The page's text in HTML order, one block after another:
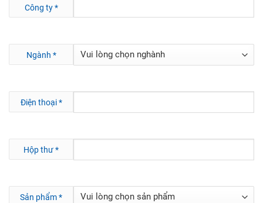
Công ty*
Ngành *
Điện thoại*
Hộp thư*
Sản phẩm*